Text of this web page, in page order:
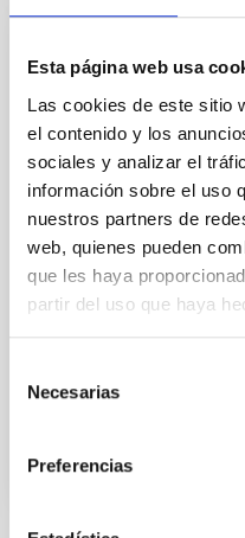
Esta página web usa
Las cookies de este sitio
el contenido y los
sociales y analizar el
información sobre el uso
nuestros partners de
web, quienes pueden
que les haya
partir del uso que haya
Necesarias
Preferencias
NOTA DE PRENSA
ESPRESSO
cercana con una
Un equipo
investigadores del
Canarias (IAC), de
Italia, Portugal, Suiza y
Austral (ESO), ha
extrasolar Próxima b
radial del espectrógrafo
Very Large Telescope
Fecha de publicación